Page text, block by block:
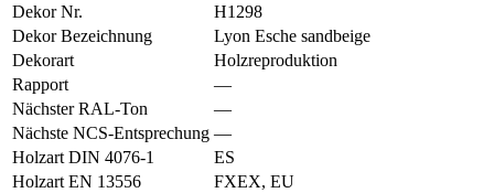
Dekor Nr.
H1298
Dekor Bezeichnung
Lyon Esche sandbeige
Dekorart
Holzreproduktion
Rapport
—
Nächster RAL-Ton
—
Nächste NCS-Entsprechung —
Holzart DIN 4076-1
ES
Holzart EN 13556
FXEX, EU